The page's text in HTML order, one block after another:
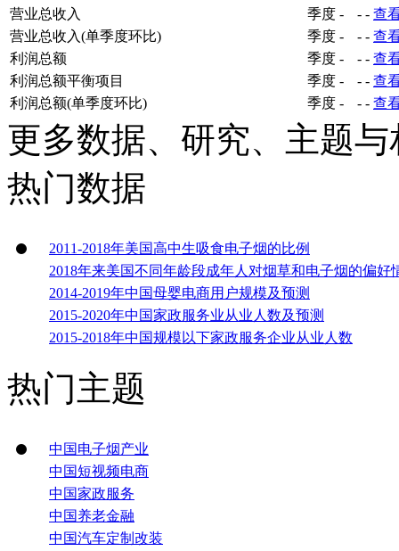
营业总收入
季度 - - - 查
营业总收入(单季度环比)
季度 - - - 查
利润总额
季度 - - - 查
利润总额平衡项目
季度 - - - 查
利润总额(单季度环比)
季度 - - - 查
更多数据、研究、主题
热门数据
2011-2018年美国高中生吸食电子烟的比例
2018年来美国不同年龄段成年人对烟草和电子烟的偏好
2014-2019年中国母婴电商用户规模及预测
2015-2020年中国家政服务业从业人数及预测
2015-2018年中国规模以下家政服务企业从业人数
热门主题
中国电子烟产业
中国短视频电商
中国家政服务
中国养老金融
中国汽车定制改装